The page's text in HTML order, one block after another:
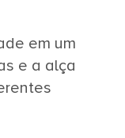
em um
e a alça